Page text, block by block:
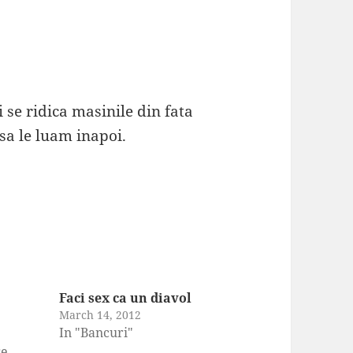
ridica masinile din fata
le luam inapoi.
Faci sex ca un diavol
March 14, 2012
In "Bancuri"